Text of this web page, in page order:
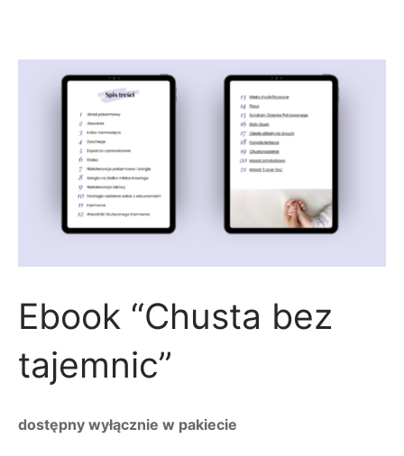
Ebook “Chusta bez
tajemnic”
dostępny wyłącznie w pakiecie